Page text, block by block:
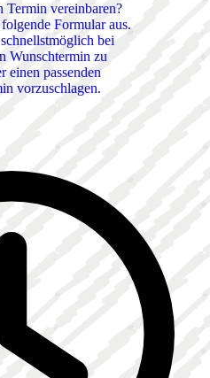
Termin vereinbaren?
Formular aus.
bei
Wunschtermin zu
einen passenden
vorzuschlagen.